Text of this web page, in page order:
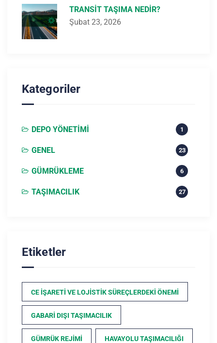
TRANSIT TAŞIMA NEDIR?
Şubat 23, 2026
Kategoriler
DEPO YÖNETIMI 1
GENEL 23
GÜMRÜKLEME 6
TAŞIMACILIK 27
Etiketler
CE İŞARETI VE LOJISTIK SÜREÇLERDEKI ÖNEMI
GABARI DIŞI TAŞIMACILIK
GÜMRÜK REJIMI HAVAYOLU TAŞIMACILIĞI